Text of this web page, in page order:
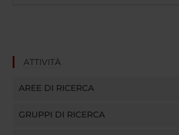
ATTIVITÀ
AREE DI RICERCA
GRUPPI DI RICERCA